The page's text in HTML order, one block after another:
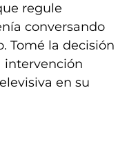
regule
conversando
Tomé la decisión
intervención
en su